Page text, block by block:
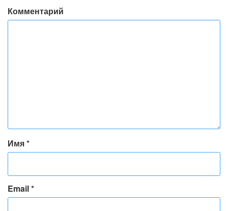
Комментарий
Имя*
Email*